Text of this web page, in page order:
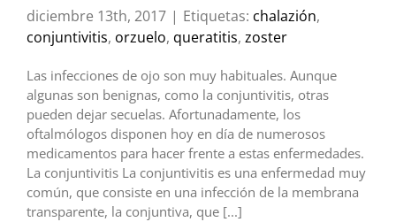
diciembre 13th, 2017 | Etiquetas: chalazión,
conjuntivitis, orzuelo, queratitis, zoster
Las infecciones de ojo son muy habituales. Aunque
algunas son benignas, como la conjuntivitis, otras
pueden dejar secuelas. Afortunadamente, los
oftalmólogos disponen hoy en día de numerosos
medicamentos para hacer frente a estas enfermedades.
La conjuntivitis La conjuntivitis es una enfermedad muy
común, que consiste en una infección de la membrana
transparente, la conjuntiva, que [...]